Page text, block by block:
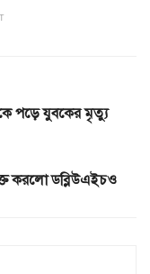
পড়ে যুবকের মৃত্যু
করলো ডব্লিউএইচও